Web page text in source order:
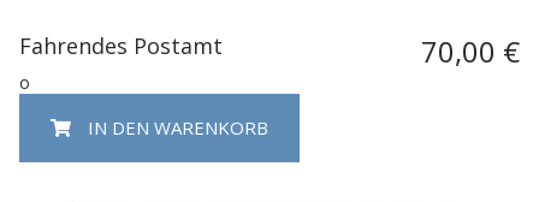
Fahrendes Postamt 70,00 €
o
IN DEN WARENKORB